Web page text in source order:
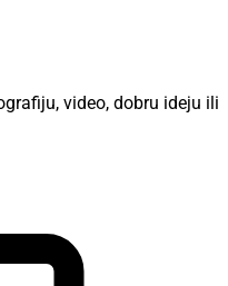
video, dobru ideju ili